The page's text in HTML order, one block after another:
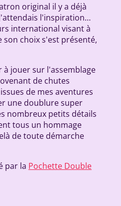
original il y a déjà
l'inspiration…
international visant à
choix s'est présenté,
à jouer sur l'assemblage
de chutes
de mes aventures
une doublure super
nombreux petits détails
tous un hommage
de toute démarche
par la Pochette Double